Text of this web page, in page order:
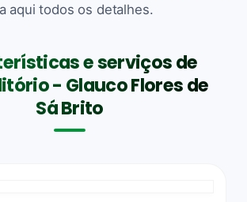
aqui todos os detalhes.
e serviços de
- Glauco Flores de
Sá Brito